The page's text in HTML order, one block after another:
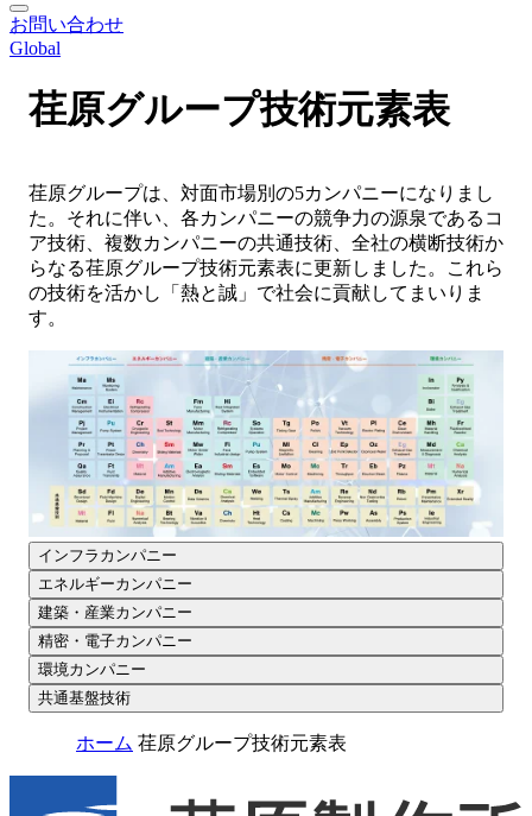
お問い合わせ
Global
荏原グループ技術元素表
荏原グループは、対面市場別の5カンパニーになりまし
た。それに伴い、各カンパニーの競争力の源泉であるコ
ア技術、複数カンパニーの共通技術、全社の横断技術か
らなる荏原グループ技術元素表に更新しました。これら
の技術を活かし「熱と誠」で社会に貢献してまいりま
す。
インフラカンパニー
エネルギーカンパニー
建築・産業カンパニー
精密・電子カンパニー
環境カンパニー
共通基盤技術
ホーム 荏原グループ技術元素表